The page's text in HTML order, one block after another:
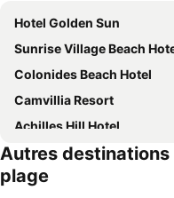
Hotel Golden Sun
Sunrise Village Beach
Colonides Beach Hotel
Camvillia Resort
Achilles Hill Hotel
Fays luxury apartments by the
Hotel Diana
Autres destinations
plage